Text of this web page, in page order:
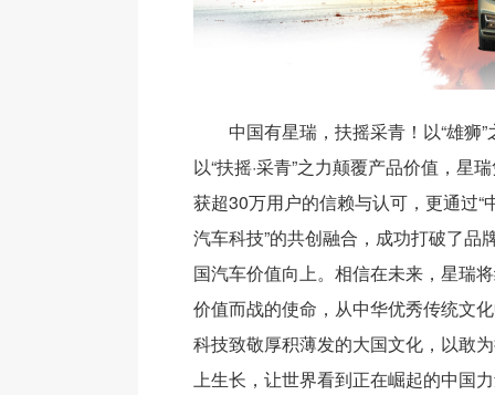
中国有星瑞，扶摇采青！以“雄狮
以“扶摇·采青”之力颠覆产品价值，星
获超30万用户的信赖与认可，更通过“
汽车科技”的共创融合，成功打破了品
国汽车价值向上。相信在未来，星瑞
价值而战的使命，从中华优秀传统文
科技致敬厚积薄发的大国文化，以敢
上生长，让世界看到正在崛起的中国